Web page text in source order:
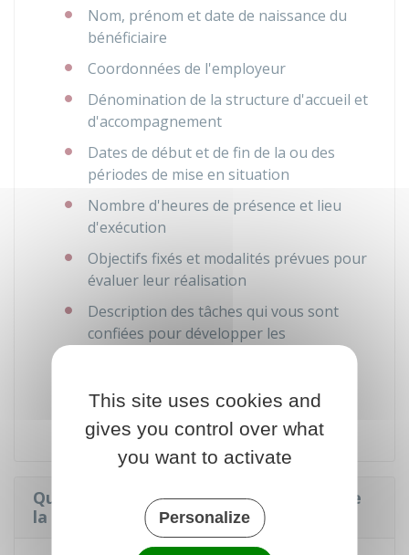
Nom, prénom et date de naissance du
bénéficiaire
Coordonnées de l'employeur
Dénomination de la structure d'accueil et
d'accompagnement
Dates de début et de fin de la ou des
périodes de mise en situation
Nombre d'heures de présence et lieu
d'exécution
Objectifs fixés et modalités prévues pour
évaluer leur réalisation
Description des tâches qui vous sont
confiées pour développer les
d'accueil.
Qui signe la convention dans le cadre de
la PMSMP ?
This site uses cookies and
gives you control over what
you want to activate
Personalize